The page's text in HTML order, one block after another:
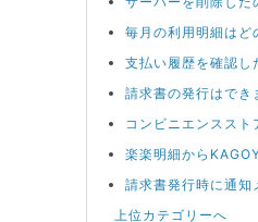
毎月の利用明細はど
支払い履歴を確認し
請求書の発行はでき
コンビニエンススト
楽楽明細から
請求書発行時に通知
上位カテゴリーへ